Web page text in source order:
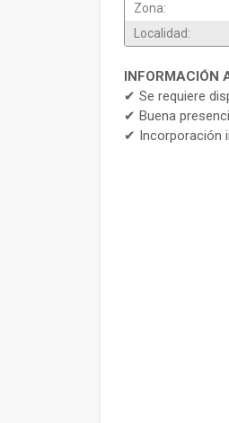
Zona:
Localidad:
INFORMACIÓN
✔ Se requiere
✔ Buena
✔ Incorporación